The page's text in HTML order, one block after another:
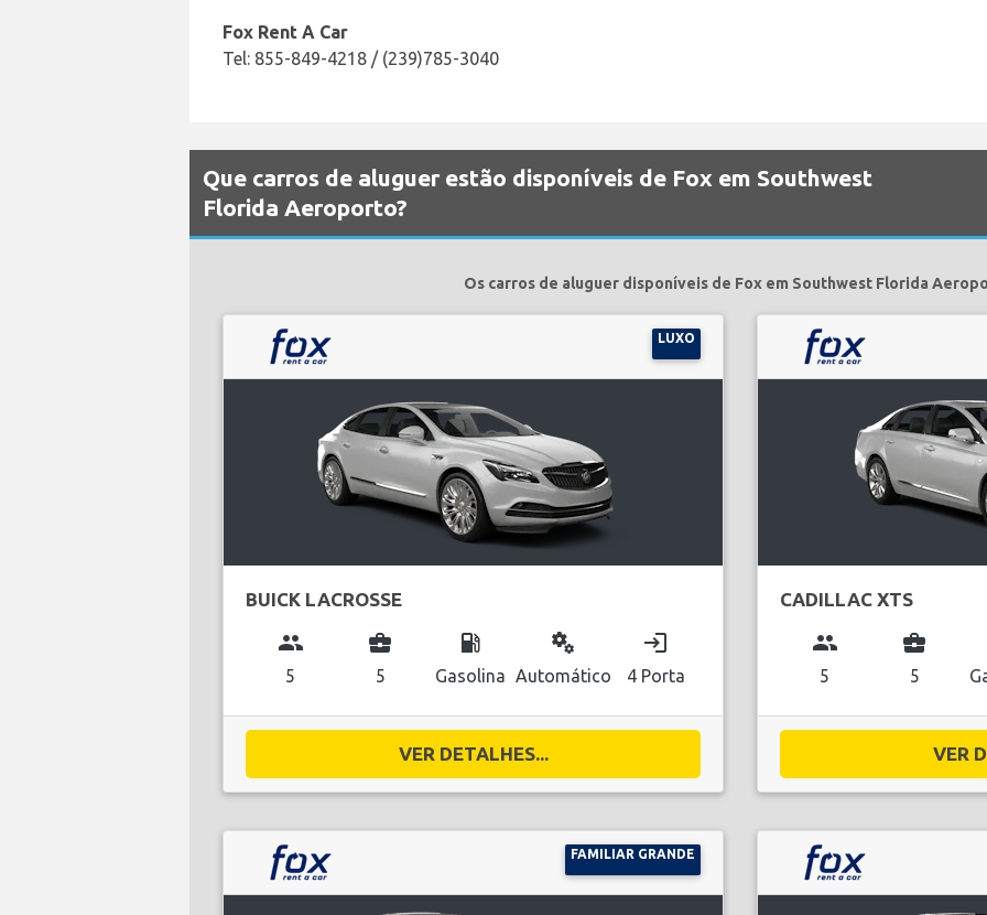
Fox Rent A Car
Tel: 855-849-4218 / (239)785-3040
Que carros de aluguer estão disponíveis de Fox em Southwest
Florida Aeroporto?
Os carros de aluguer disponíveis de Fox em Southwest Florida
LUXO
BUICK LACROSSE
group
5
business_center
5
local_gas_station
Gasolina
miscellaneous_services
Automático
login
4 Porta
VER DETALHES...
CADILLAC XTS
group
5
business_center
5
VER
FAMILIAR GRANDE